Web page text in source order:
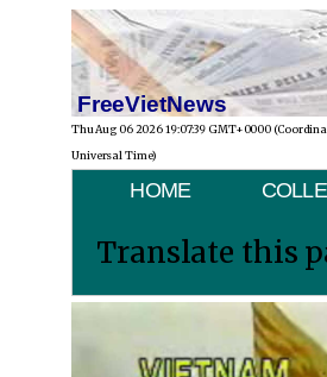
FreeVietNews
Thu Aug 06 2026 19:07:39 GMT+0000
Universal Time)
HOME
Translate this